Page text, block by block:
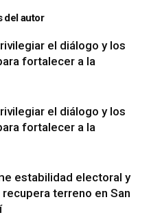
del autor
el diálogo y los
fortalecer a la
el diálogo y los
fortalecer a la
estabilidad electoral y
terreno en San